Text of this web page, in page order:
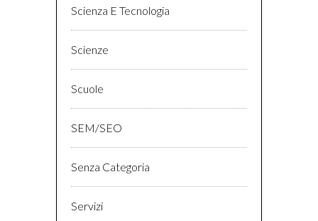
Scienza E Tecnologia
Scienze
Scuole
SEM/SEO
Senza Categoria
Servizi